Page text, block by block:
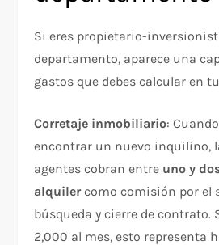
Si eres propietario-
departamento, aparece una
gastos que debes calcular en
Corretaje inmobiliario:
encontrar un nuevo inquilino,
agentes cobran entre uno y
alquilercomo comisión por el
búsqueda y cierre de contrato.
2,000 al mes, esto representa